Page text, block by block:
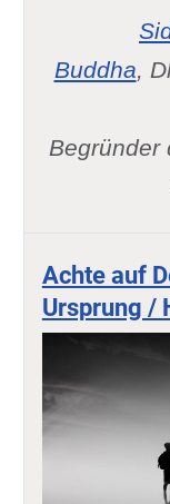
Buddha,
Begründer
Achte auf
Ursprung /